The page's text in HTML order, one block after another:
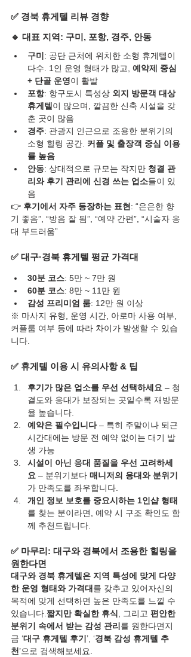
✅ 경북 휴게텔 리뷰 경향
🔹 대표 지역: 구미, 포항, 경주, 안동
구미 : 공단 근처에 위치한 소형 휴게텔이
다수. 1인 운영 형태가 많고, 예약제 중심
+ 단골 운영이 활발
포항: 항구도시 특성상 외지 방문객 대상
휴게텔 이 많으며, 깔끔한 신축 시설을 갖
춘 곳이 많음
경주: 관광지 인근으로 조용한 분위기의
소형 힐링 공간. 커플 및 출장객 중심 이용
률 높음
안동: 상대적으로 규모는 작지만 청결 관
리와 후기 관리에 신경 쓰는 업소들이 있
음
👉 후기에서 자주 등장하는 표현: “은은한 향
기 좋음”, “방음 잘 됨”, “예약 간편”, “시술자 응
대 부드러움”
✅ 대구·경북 휴게텔 평균 가격대
30분 코스: 5만 ~ 7만 원
60분 코스: 8만 ~ 11만 원
감성 프리미엄 룸: 12만 원 이상
※ 마사지 유형, 운영 시간, 아로마 사용 여부,
커플룸 여부 등에 따라 차이가 발생할 수 있습
니다.
✅ 휴게텔 이용 시 유의사항 & 팁
후기가 많은 업소를 우선 선택하세요 – 청
결도와 응대가 보장되는 곳일수록 재방문
율 높습니다.
예약은 필수입니다 – 특히 주말이나 퇴근
시간대에는 방문 전 예약 없이는 대기 발
생 가능
시설이 아닌 응대 품질을 우선 고려하세
요 – 분위기보다 매니저의 응대와 분위기
가 만족도를 좌우합니다.
개인 정보 보호를 중요시하는 1인샵 형태
를 찾는 분이라면, 예약 시 구조 확인도 함
께 추천드립니다.
✅ 마무리: 대구와 경북에서 조용한 힐링을
원한다면
대구와 경북 휴게텔은 지역 특성에 맞게 다양
한 운영 형태와 가격대 를 갖추고 있어자신의
목적에 맞게 선택하면 높은 만족도를 느낄 수
있습니다.짧지만 확실한 휴식, 그리고 편안한
분위기 속에서 받는 감성 관리 를 원한다면지
금 ‘대구 휴게텔 후기 ’, ‘경북 감성 휴게텔 추
천’으로 검색해보세요.